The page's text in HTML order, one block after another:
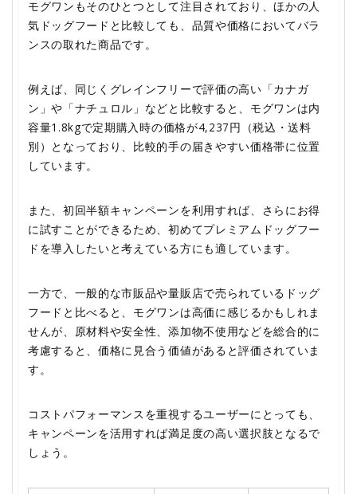
モグワンもそのひとつとして注目されており、ほかの人
気ドッグフードと比較しても、品質や価格においてバラ
ンスの取れた商品です。
例えば、同じくグレインフリーで評価の高い「カナガ
ン」や「ナチュロル」などと比較すると、モグワンは内
容量1.8kgで定期購入時の価格が4,237円（税込・送料
別）となっており、比較的手の届きやすい価格帯に位置
しています。
また、初回半額キャンペーンを利用すれば、さらにお得
に試すことができるため、初めてプレミアムドッグフー
ドを導入したいと考えている方にも適しています。
一方で、一般的な市販品や量販店で売られているドッグ
フードと比べると、モグワンは高価に感じるかもしれま
せんが、原材料や安全性、添加物不使用などを総合的に
考慮すると、価格に見合う価値があると評価されていま
す。
コストパフォーマンスを重視するユーザーにとっても、
キャンペーンを活用すれば満足度の高い選択肢となるで
しょう。